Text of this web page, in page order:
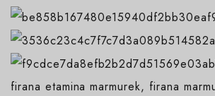
firana etamina marmurek, firana